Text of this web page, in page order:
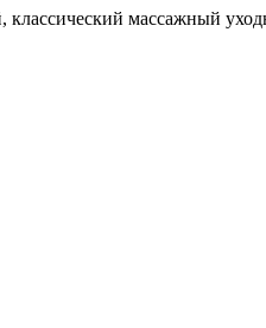
массажный